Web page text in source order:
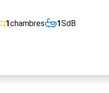
1chambres 1SdB